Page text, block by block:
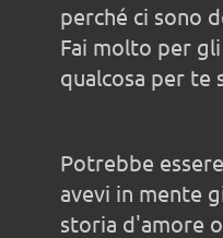
perché ci sono
Fai molto per
qualcosa per te
Potrebbe
avevi in mente
storia d'amore